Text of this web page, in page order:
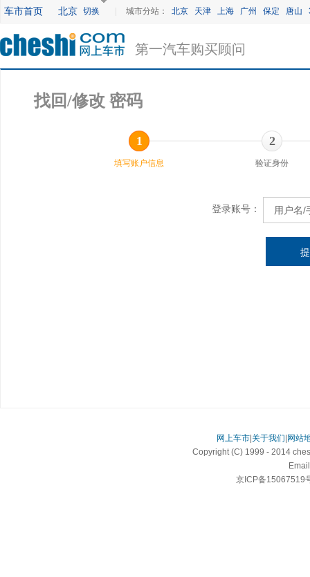
车市首页 北京 切换 城市分站： 北京 天津 上海 广州 保定 唐山
第一汽车购买顾问
找回/修改 密码
1
填写账户信息
2
验证身份
登录账号：
网上车市 关于我们 网站
Copyright (C) 1999 - 2014
京ICP备15067519